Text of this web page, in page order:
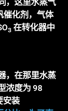
，这里水蒸气
催化剂，气体
3 在转化器中
，在那里水蒸
浓度为 98
安装